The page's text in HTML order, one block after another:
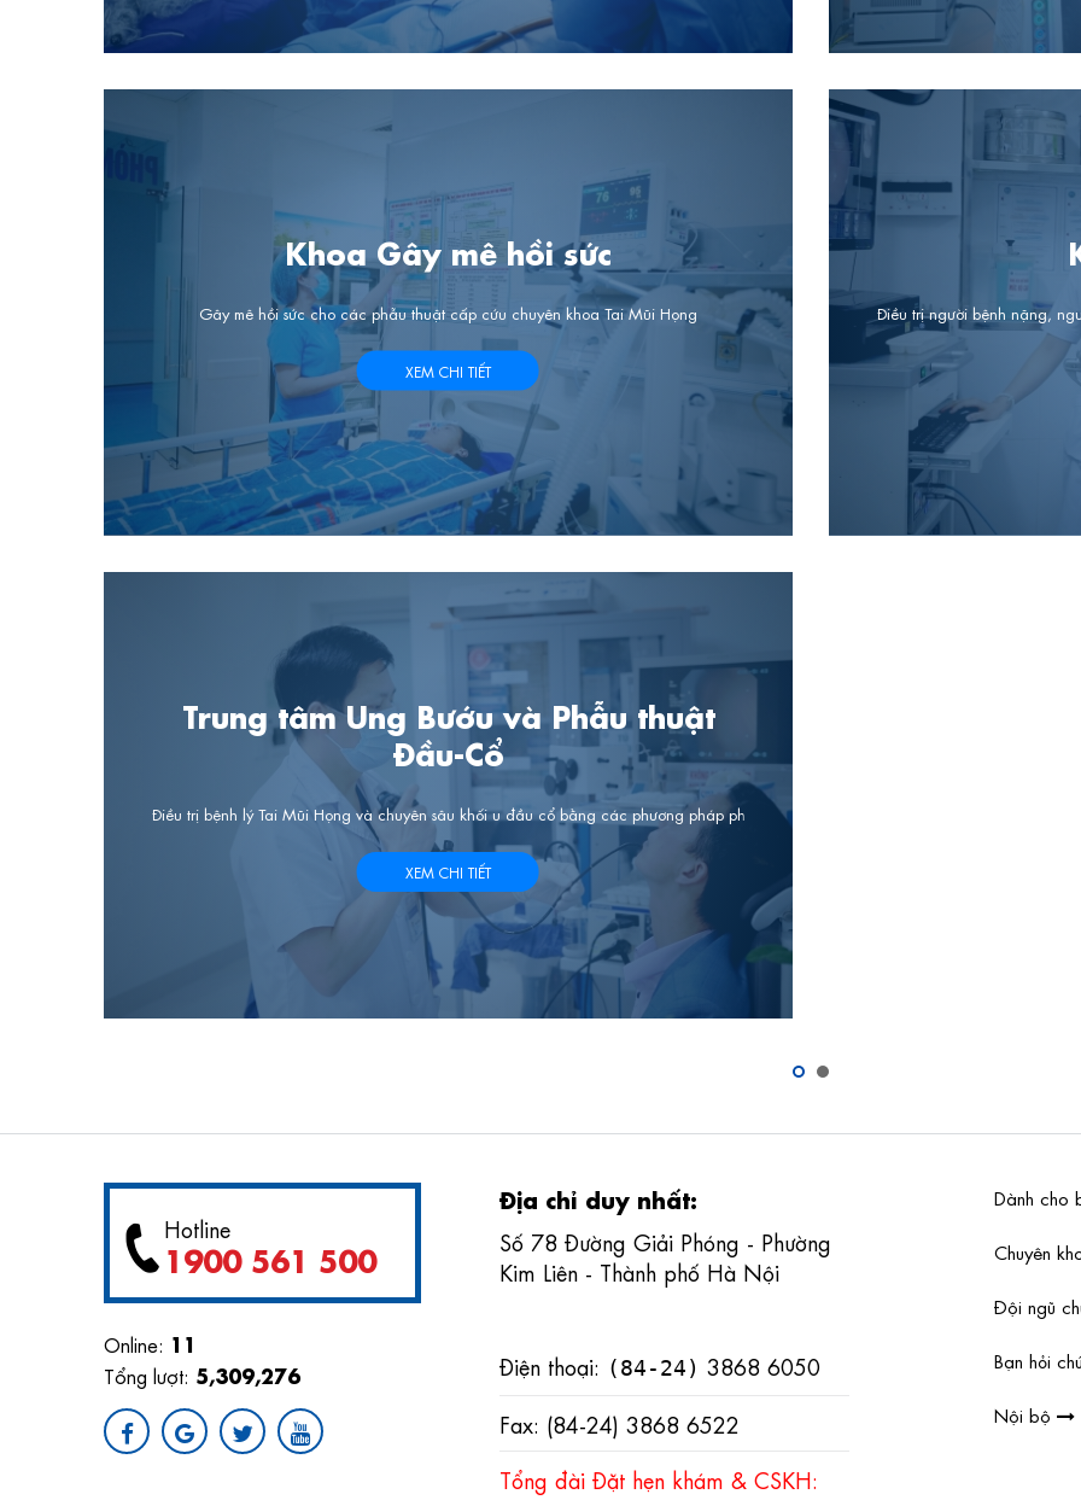
Khoa Gây mê hồi sức
Gây mê hồi sức cho các phẫu thuật cấp cứu chuyên khoa Tai Mũi Họng
XEM CHI TIẾT
Điều trị người bệnh nặng,
Trung tâm Ung Bướu và Phẫu thuật
Đầu-Cổ
Điều trị bệnh lý Tai Mũi Họng và chuyên sâu khối u đầu cổ bằng các phương pháp phẫu thuật, hóa chất, tia xạ...
XEM CHI TIẾT
Hotline
1900 561 500
Online: 11
Tổng lượt: 5,309,276
Địa chỉ duy nhất:
Số 78 Đường Giải Phóng - Phường
Kim Liên - Thành phố Hà Nội
Điện thoại: (84-24) 3868 6050
Fax: (84-24) 3868 6522
Tổng đài Đặt hẹn khám & CSKH:
Dành cho
Chuyên
Đội ngũ
Bạn hỏi
Nội bộ